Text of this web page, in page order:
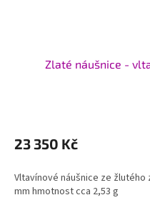
Zlaté náušnice -
23 350 Kč
Vltavínové náušnice ze žlutého
mm hmotnost cca 2,53 g